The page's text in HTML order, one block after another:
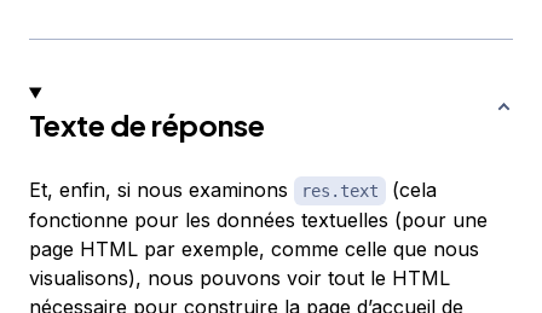
Texte de réponse
Et, enfin, si nous examinons res.text
(cela
fonctionne pour les données textuelles (pour une
page HTML par exemple, comme celle que nous
visualisons), nous pouvons voir tout le HTML
nécessaire pour construire la page d’accueil de